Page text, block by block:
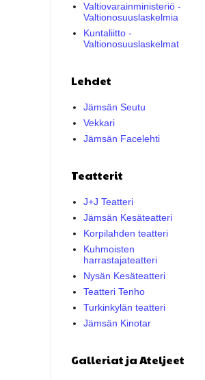
Valtiovarainministeriö -
Valtionosuuslaskelmia
Kuntaliitto -
Valtionosuuslaskelmat
Lehdet
Jämsän Seutu
Vekkari
Jämsän Facelehti
Teatterit
J+J Teatteri
Jämsän Kesäteatteri
Korpilahden teatteri
Kuhmoisten
harrastajateatteri
Nysän Kesäteatteri
Teatteri Tenho
Turkinkylän teatteri
Jämsän Kinotar
Galleriat ja Ateljeet